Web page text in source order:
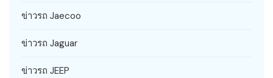
ข่าวรถ Jaecoo
ข่าวรถ Jaguar
ข่าวรถ JEEP